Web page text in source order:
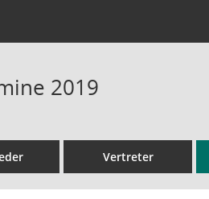
2019
Vertreter